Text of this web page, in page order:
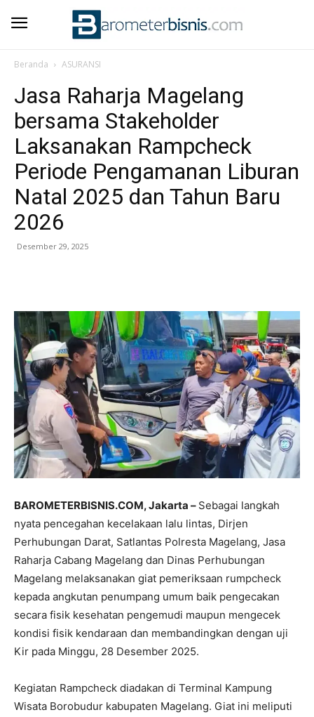
Beranda ASURANSI
Jasa Raharja Magelang
bersama Stakeholder
Laksanakan Rampcheck
Periode Pengamanan Liburan
Natal 2025 dan Tahun Baru
2026
Desember 29, 2025
BAROMETERBISNIS.COM, Jakarta – Sebagai langkah
nyata pencegahan kecelakaan lalu lintas, Dirjen
Perhubungan Darat, Satlantas Polresta Magelang, Jasa
Raharja Cabang Magelang dan Dinas Perhubungan
Magelang melaksanakan giat pemeriksaan rumpcheck
kepada angkutan penumpang umum baik pengecakan
secara fisik kesehatan pengemudi maupun mengecek
kondisi fisik kendaraan dan membandingkan dengan uji
Kir pada Minggu, 28 Desember 2025.
Kegiatan Rampcheck diadakan di Terminal Kampung
Wisata Borobudur kabupaten Magelang. Giat ini meliputi